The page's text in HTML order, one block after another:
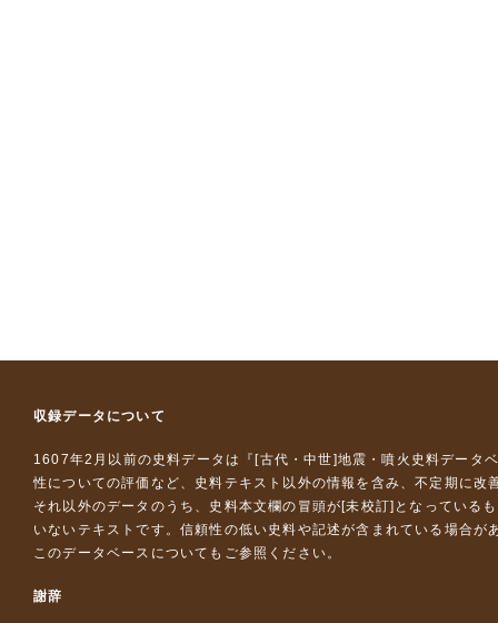
収録データについて
1607年2月以前の史料データは『 [古代・中世]地震・噴火史料データ
性についての評価など、史料テキスト以外の情報を含み、不定期に改
それ以外のデータのうち、史料本文欄の冒頭が[未校訂]となっている
いないテキストです。信頼性の低い史料や記述が含まれている場合が
このデータベースについて もご参照ください。
謝辞